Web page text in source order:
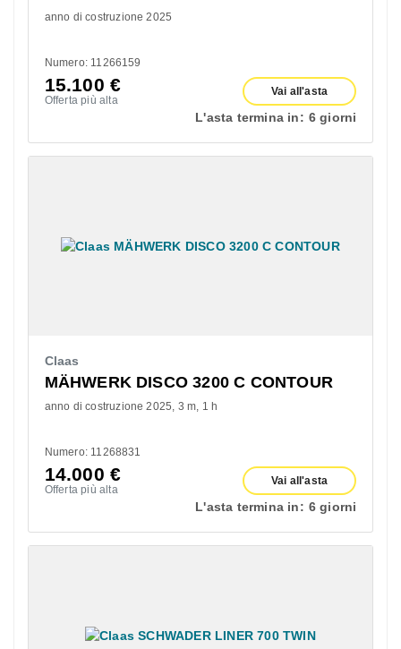
anno di costruzione 2025
Numero: 11266159
15.100 €
Offerta più alta
Vai all'asta
L'asta termina in: 6 giorni
Claas
MÄHWERK DISCO 3200 C CONTOUR
anno di costruzione 2025 3 m 1 h
Numero: 11268831
14.000 €
Offerta più alta
Vai all'asta
L'asta termina in: 6 giorni